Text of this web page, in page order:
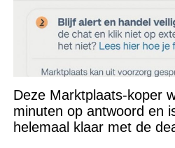
Deze Marktplaats-koper
minuten op antwoord en
helemaal klaar met de